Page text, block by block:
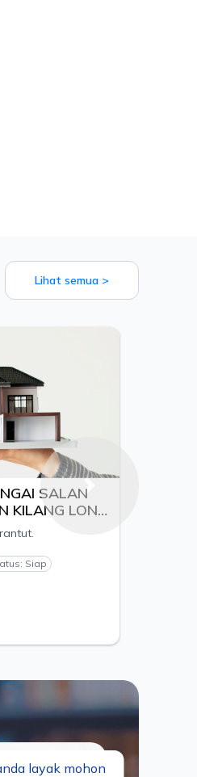
Lihat semua >
SALAN
KILANG LONG
SDN.
NUSA
Siap
layak mohon